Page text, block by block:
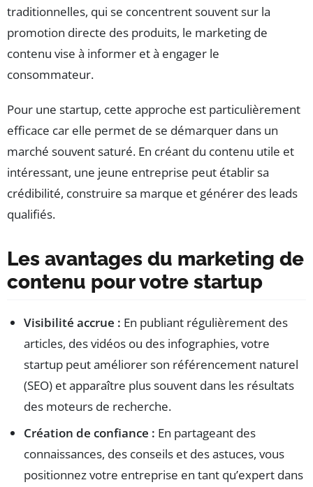
traditionnelles, qui se concentrent souvent sur la
promotion directe des produits, le marketing de
contenu vise à informer et à engager le
consommateur.
Pour une startup, cette approche est particulièrement
efficace car elle permet de se démarquer dans un
marché souvent saturé. En créant du contenu utile et
intéressant, une jeune entreprise peut établir sa
crédibilité, construire sa marque et générer des leads
qualifiés.
Les avantages du marketing de
contenu pour votre startup
Visibilité accrue : En publiant régulièrement des
articles, des vidéos ou des infographies, votre
startup peut améliorer son référencement naturel
(SEO) et apparaître plus souvent dans les résultats
des moteurs de recherche.
Création de confiance : En partageant des
connaissances, des conseils et des astuces, vous
positionnez votre entreprise en tant qu’expert dans